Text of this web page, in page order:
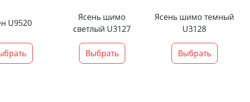
U9520
Ясень шимо
светлый U3127
Выбрать
Ясень шимо темный
U3128
Выбрать